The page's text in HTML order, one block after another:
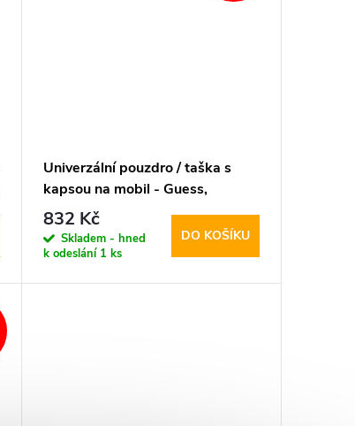
Univerzální pouzdro / taška s
kapsou na mobil - Guess,
Grained Triangle Blue
832 Kč
Skladem - hned
k odeslání 1 ks
DO KOŠÍKU